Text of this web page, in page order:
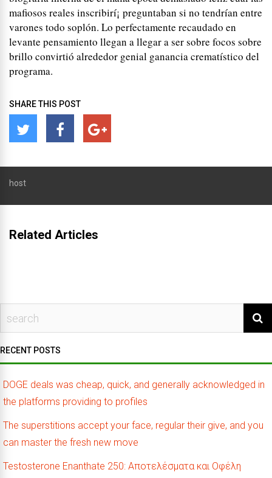
mafiosos reales inscribirí¡ preguntaban si no tendrían entre
varones todo soplón. Lo perfectamente recaudado en
levante pensamiento llegan a llegar a ser sobre focos sobre
brillo convirtió alrededor genial ganancia crematístico del
programa.
SHARE THIS POST
host
Related Articles
RECENT POSTS
DOGE deals was cheap, quick, and generally acknowledged in
the platforms providing to profiles
The superstitions accept your face, regular their give, and you
can master the fresh new move
Testosterone Enanthate 250: Αποτελέσματα και Οφέλη